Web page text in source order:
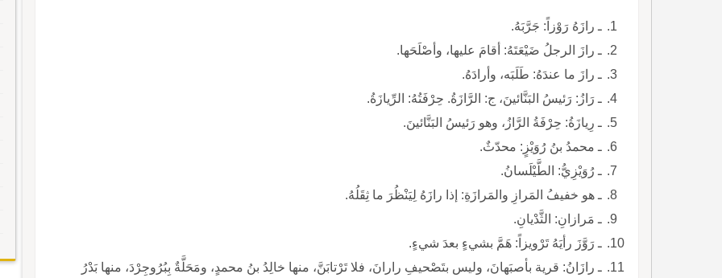
ـ رازَهُ رَوْزاً: جَرَّبَهُ.
ـ رازَ الرجلُ ضَيْعَتَهُ: أقامَ عليها، وأصْلَحَها.
ـ رازَ ما عندَهُ: طَلَبَه، وأرادَهُ.
ـ رَازُ: رَئيسُ البَنَّائينَ، ج: الرَّازَةُ. حِرْفَتُهُ: الرِّيازَةُ.
ـ رِيازَةُ: حِرْفَةُ الرَّازُ، وهو رَئيسُ البَنَّائينَ.
ـ محمدُ بنُ رُوَيْزٍ: محدّثٌ.
ـ رُوَيْزِيُّ: الطَّيْلَسانُ.
ـ هو خفيفُ المَرازِ والمَرازَةِ: إذا رازَهُ لِيَنْظُرَ ما ثِقَلُهُ.
ـ مَرازانِ: الثَّدْيانِ.
ـ رَوَّزَ رأيَهُ تَرْويزاً: هَمَّ بشيءٍ بعدَ شيءٍ.
ـ رازَانُ: قرية بأصبَهانَ، وليس بتَصْحيفِ رارانَ، فلا تَرْتابَنَّ، منها خالِدُ بنُ محمدٍ، ومَحَلَّةٌ بِبُرُوجِرْدَ، منها بَدْرُ